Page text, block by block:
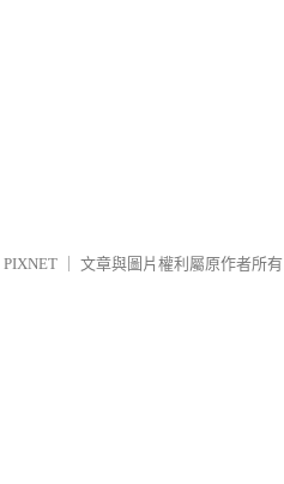
PIXNET 文章與圖片權利屬原作者所有